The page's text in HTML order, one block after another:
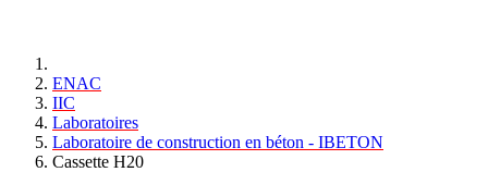
ENAC
IIC
Laboratoires
Laboratoire de construction en béton - IBETON
Cassette H20